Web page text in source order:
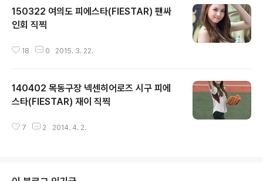
150322 여의도 피에스타(FIESTAR) 팬싸
인회 직찍
18 0 2015. 3. 22.
140402 목동구장 넥센히어로즈 시구 피에
스타(FIESTAR) 재이 직찍
7 2 2014. 4. 2.